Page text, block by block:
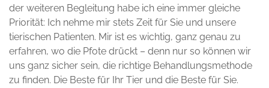
der weiteren Begleitung habe ich eine immer gleiche
Priorität: Ich nehme mir stets Zeit für Sie und unsere
tierischen Patienten. Mir ist es wichtig, ganz genau zu
erfahren, wo die Pfote drückt – denn nur so können wir
uns ganz sicher sein, die richtige Behandlungsmethode
zu finden. Die Beste für Ihr Tier und die Beste für Sie.